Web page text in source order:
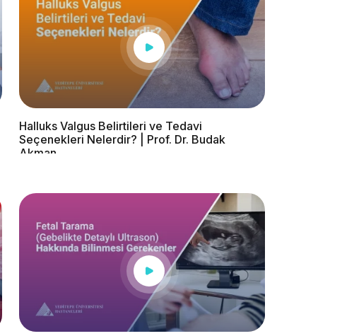
Halluks Valgus Belirtileri ve Tedavi
Seçenekleri Nelerdir? | Prof. Dr. Budak
Akman